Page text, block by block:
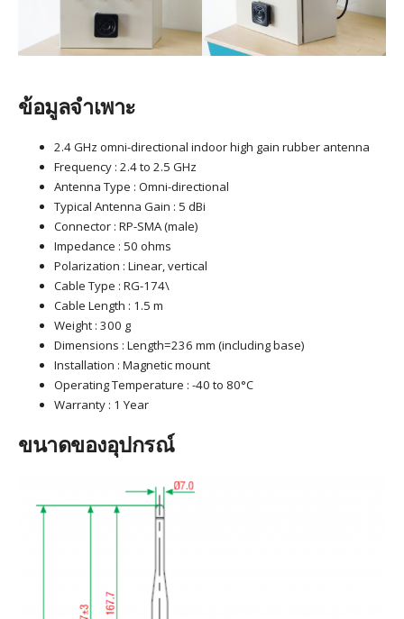
ข้อมูลจำเพาะ
2.4 GHz omni-directional indoor high gain rubber antenna
Frequency : 2.4 to 2.5 GHz
Antenna Type : Omni-directional
Typical Antenna Gain : 5 dBi
Connector : RP-SMA (male)
Impedance : 50 ohms
Polarization : Linear, vertical
Cable Type : RG-174\
Cable Length : 1.5 m
Weight : 300 g
Dimensions : Length=236 mm (including base)
Installation : Magnetic mount
Operating Temperature : -40 to 80°C
Warranty : 1 Year
ขนาดของอุปกรณ์